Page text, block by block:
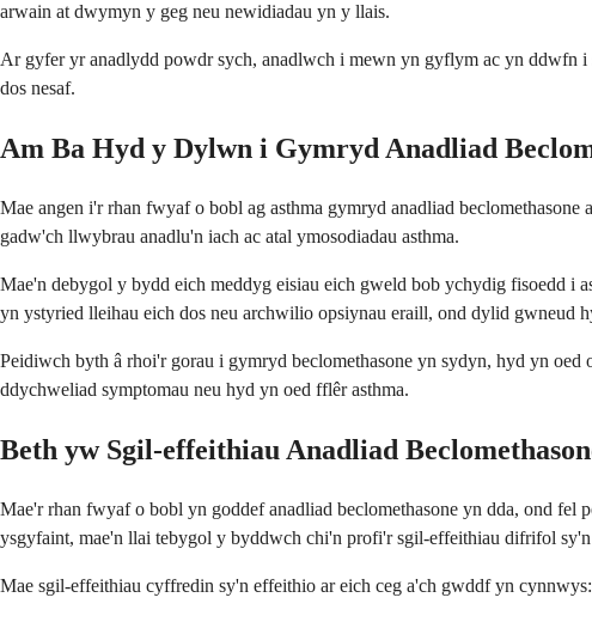
arwain at dwymyn y geg neu newidiadau yn y llais.
Ar gyfer yr anadlydd powdr sych, anadlwch i mewn yn gyflym ac yn ddwfn
dos nesaf.
Am Ba Hyd y Dylwn i Gymryd Anadliad
Mae angen i'r rhan fwyaf o bobl ag asthma gymryd anadliad
gadw'ch llwybrau anadlu'n iach ac atal ymosodiadau asthma.
Mae'n debygol y bydd eich meddyg eisiau eich gweld bob ychydig fisoedd i
yn ystyried lleihau eich dos neu archwilio opsiynau eraill, ond dylid gwneud
Peidiwch byth â rhoi'r gorau i gymryd beclomethasone yn sydyn, hyd yn
ddychweliad symptomau neu hyd yn oed fflêr asthma.
Beth yw Sgil-effeithiau Anadliad
Mae'r rhan fwyaf o bobl yn goddef anadliad beclomethasone yn dda, ond
ysgyfaint, mae'n llai tebygol y byddwch chi'n profi'r sgil-effeithiau difrifol
Mae sgil-effeithiau cyffredin sy'n effeithio ar eich ceg a'ch gwddf yn cynnwys: